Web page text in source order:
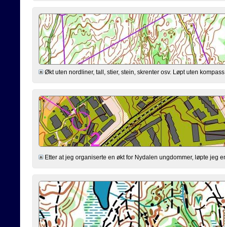
Økt uten nordliner, tall, stier, stein, skrenter osv. Løpt uten
Etter at jeg organiserte en økt for Nydalen ungdommer, løpte jeg